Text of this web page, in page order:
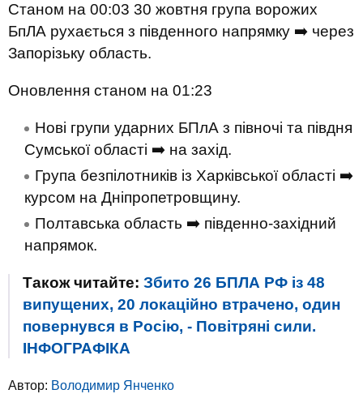
Станом на 00:03 30 жовтня група ворожих
БпЛА рухається з південного напрямку ➡️ через
Запорізьку область.
Оновлення станом на 01:23
Нові групи ударних БПлА з півночі та півдня
Сумської області ➡️ на захід.
Група безпілотників із Харківської області ➡️
курсом на Дніпропетровщину.
Полтавська область ➡️ південно-західний
напрямок.
Також читайте: Збито 26 БПЛА РФ із 48
випущених, 20 локаційно втрачено, один
повернувся в Росію, - Повітряні сили.
ІНФОГРАФІКА
Автор: Володимир Янченко